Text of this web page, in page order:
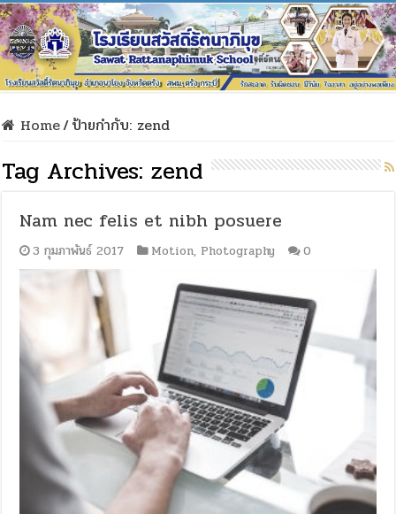
Home/ป้ายกำกับ: zend
Tag Archives:zend
Nam nec felis et nibh posuere
3 กุมภาพันธ์ 2017 Motion, Photography 0